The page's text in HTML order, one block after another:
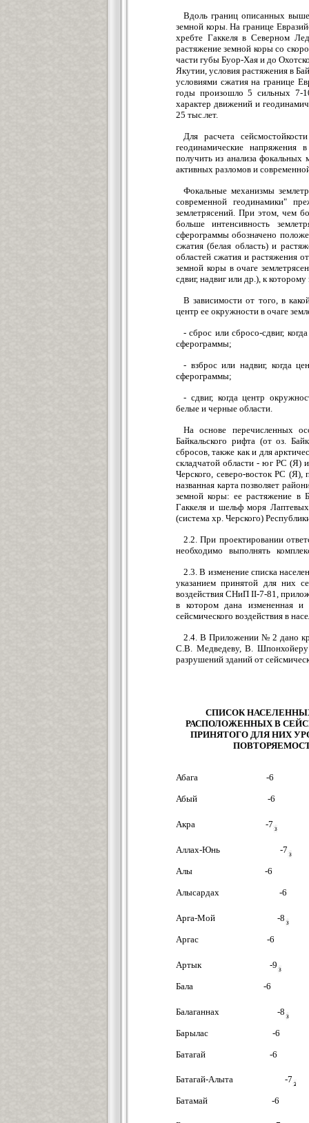
Вдоль границ описанных
земной коры. На границе
хребте Гаккеля в Северном
растяжение земной коры со
части губы Буор-Хая и до
Якутии, условия растяжения в
условиями сжатия на границе
годы произошло 5 сильных 7-
характер движений и
25 тыс.лет.
Для расчета
геодинамические
получить из анализа фокальных
активных разломов и
Фокальные механизмы
современной геодинамики"
землетрясений. При этом, чем
больше интенсивность
сферограммы обозначено
сжатия (белая область) и
областей сжатия и растяжения
земной коры в очаге
сдвиг, надвиг или др.), к
В зависимости от того, в
центр ее окружности в очаге
- сброс или сбросо-сдвиг,
сферограммы;
- взброс или надвиг, когда
сферограммы;
- сдвиг, когда центр
белые и черные области.
На основе перечисленных
Байкальского рифта (от оз.
сбросов, также как и для
складчатой области - юг PC (Я)
Черского, северо-восток PC
названная карта позволяет
земной коры: ее растяжение в
Гаккеля и шельф моря
(система хр. Черского)
2.2. При проектировании
необходимо выполнять
2.3. В изменение списка
указанием принятой для них
воздействия СНиП II-7-81,
в котором дана измененная и
сейсмического воздействия в
2.4. В Приложении № 2 дано
С.В. Медведеву, В. Шпонхойеру
разрушений зданий от
СПИСОК
РАСПОЛОЖЕННЫХ В
ПРИНЯТОГО ДЛЯ НИХ
Абага -6
Абый -6
Акра -7
Аллах-Юнь -7
Алы -6
Алысардах -6
Арга-Мой -8
Аргас -6
Артык -9
Бала -6
Балаганнах -8
Барылас -6
Батагай -6
Батагай-Алыта -7
Батамай -6